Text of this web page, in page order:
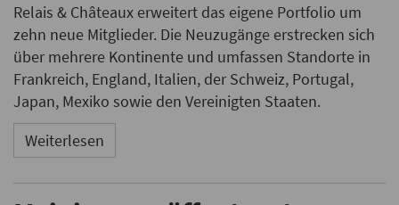
Relais & Châteaux erweitert das eigene Portfolio um
zehn neue Mitglieder. Die Neuzugänge erstrecken sich
über mehrere Kontinente und umfassen Standorte in
Frankreich, England, Italien, der Schweiz, Portugal,
Japan, Mexiko sowie den Vereinigten Staaten.
Weiterlesen